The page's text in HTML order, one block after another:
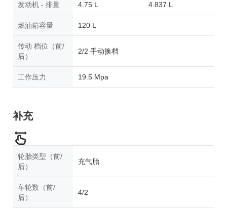
发动机 - 排量 4.75 L 4.837 L
燃油箱容量 120 L
传动 档位（前/
后）
2/2 手动换档
工作压力 19.5 Mpa
补充
轮胎类型（前/
后）
充气胎
车轮数（前/
后）
4/2